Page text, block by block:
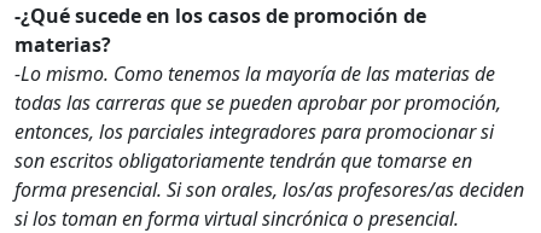
-¿Qué sucede en los casos de promoción de
materias?
-Lo mismo. Como tenemos la mayoría de las materias de
todas las carreras que se pueden aprobar por promoción,
entonces, los parciales integradores para promocionar si
son escritos obligatoriamente tendrán que tomarse en
forma presencial. Si son orales, los/as profesores/as deciden
si los toman en forma virtual sincrónica o presencial.